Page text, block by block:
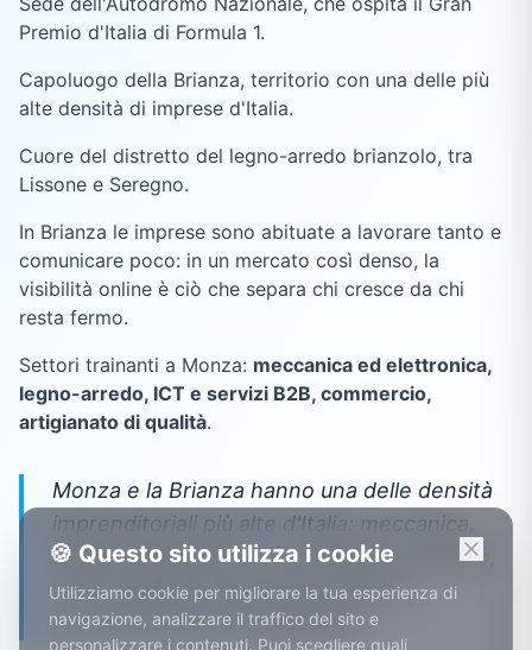
Premio d'Italia di Formula 1.
Capoluogo della Brianza, territorio con una delle più
alte densità di imprese d'Italia.
Cuore del distretto del legno-arredo brianzolo, tra
Lissone e Seregno.
In Brianza le imprese sono abituate a lavorare tanto e
comunicare poco: in un mercato così denso, la
visibilità online è ciò che separa chi cresce da chi
resta fermo.
Settori trainanti a Monza: meccanica ed elettronica,
legno-arredo, ICT e servizi B2B, commercio,
artigianato di qualità.
Monza e la Brianza hanno una delle densità
imprenditoriali più alte d'Italia: meccanica,
arredo, elettronica. In un mercato così fitto,
chi è invisibile online lascia clienti ai
concorrenti a pochi chilometri.
🍪 Questo sito utilizza i cookie
Utilizziamo cookie per migliorare la tua esperienza di
navigazione, analizzare il traffico del sito e
personalizzare i contenuti. Puoi scegliere quali